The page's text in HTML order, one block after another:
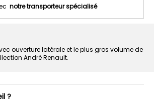
notre transporteur spécialisé
ouverture latérale et le plus gros volume de
André Renault.
?